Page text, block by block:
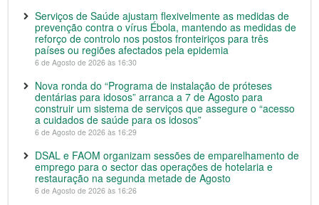
Serviços de Saúde ajustam flexivelmente as medidas de
prevenção contra o vírus Ébola, mantendo as medidas de
reforço de controlo nos postos fronteiriços para três
países ou regiões afectados pela epidemia
6 de Agosto de 2026 às 16:30
Nova ronda do “Programa de instalação de próteses
dentárias para idosos” arranca a 7 de Agosto para
construir um sistema de serviços que assegure o “acesso
a cuidados de saúde para os idosos”
6 de Agosto de 2026 às 16:29
DSAL e FAOM organizam sessões de emparelhamento de
emprego para o sector das operações de hotelaria e
restauração na segunda metade de Agosto
6 de Agosto de 2026 às 16:26